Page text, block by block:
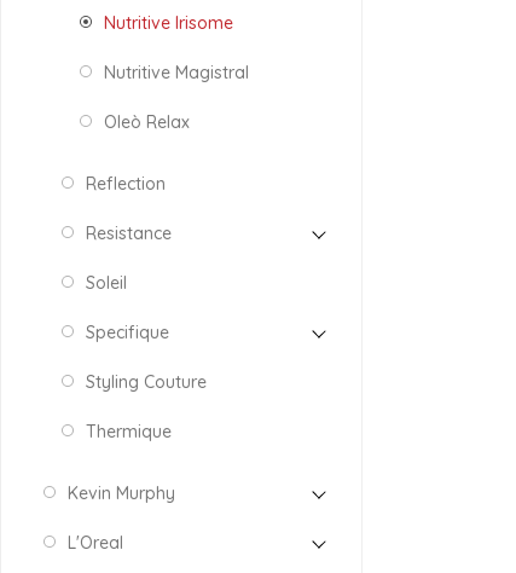
Nutritive Irisome
Nutritive Magistral
Oleò Relax
Reflection
Resistance
Soleil
Specifique
Styling Couture
Thermique
Kevin Murphy
L'Oreal